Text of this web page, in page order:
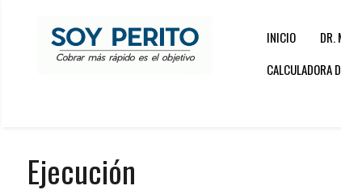
INICIO DR.
CALCULADORA
Ejecución